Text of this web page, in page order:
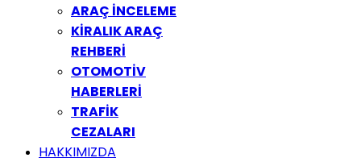
ARAÇ İNCELEME
KİRALIK ARAÇ
REHBERİ
OTOMOTİV
HABERLERİ
TRAFİK
CEZALARI
HAKKIMIZDA